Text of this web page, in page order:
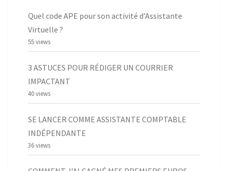
Quel code APE pour son activité d’Assistante
Virtuelle ?
55 views
3 ASTUCES POUR RÉDIGER UN COURRIER
IMPACTANT
40 views
SE LANCER COMME ASSISTANTE COMPTABLE
INDÉPENDANTE
36 views